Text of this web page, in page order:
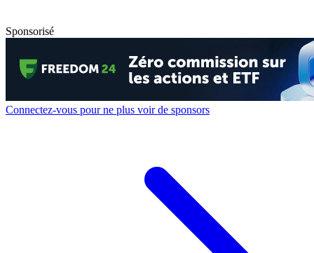
Sponsorisé
Connectez-vous pour ne plus voir de sponsors